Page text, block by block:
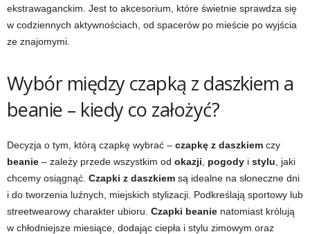
ekstrawaganckim. Jest to akcesorium, które świetnie sprawdza się
w codziennych aktywnościach, od spacerów po mieście po wyjścia
ze znajomymi.
Wybór między czapką z daszkiem a
beanie – kiedy co założyć?
Decyzja o tym, którą czapkę wybrać – czapkę z daszkiem czy
beanie – zależy przede wszystkim od okazji pogody i stylu , jaki
chcemy osiągnąć. Czapki z daszkiem są idealne na słoneczne dni
i do tworzenia luźnych, miejskich stylizacji. Podkreślają sportowy lub
streetwearowy charakter ubioru. Czapki beanie natomiast królują
w chłodniejsze miesiące, dodając ciepła i stylu zimowym oraz